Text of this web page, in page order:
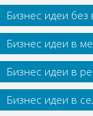
Бизнес идеи
Бизнес идеи в
Бизнес идеи в
Бизнес идеи в